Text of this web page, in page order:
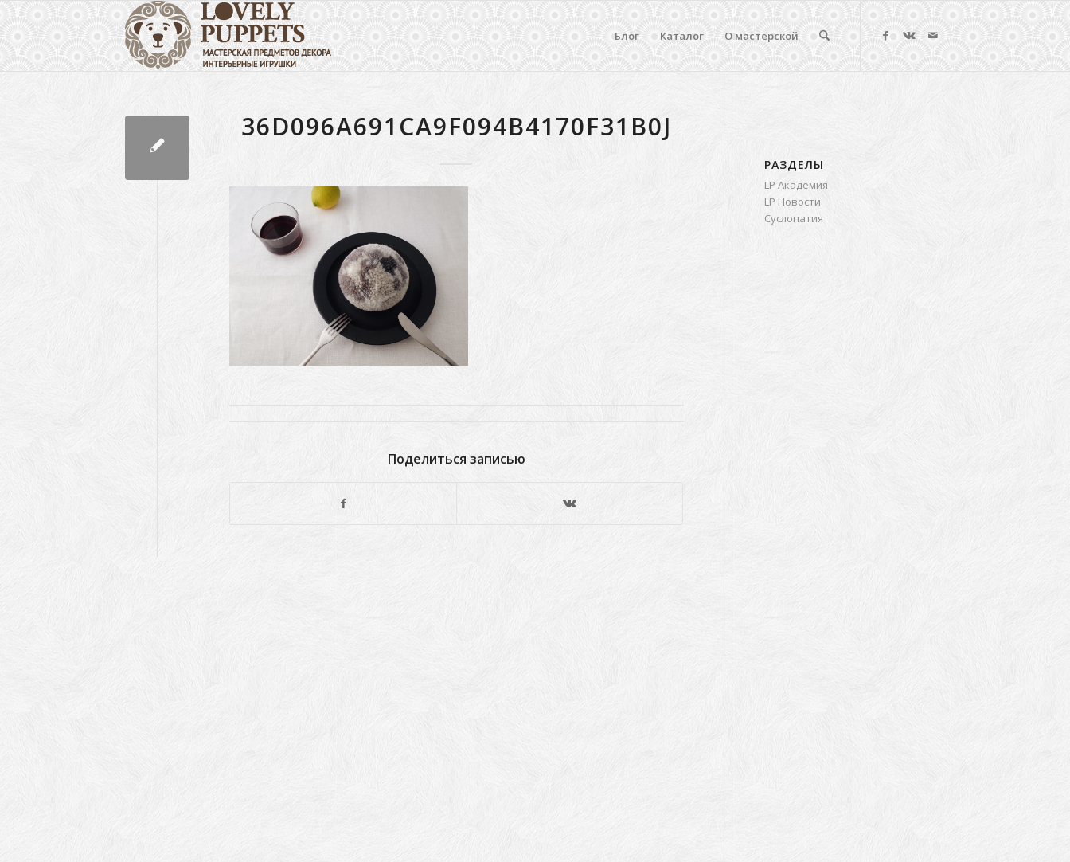
Блог Каталог О мастерской
36D096A691CA9F094B4170F31B0J
Поделиться записью
РАЗДЕЛЫ
LP Академия
LP Новости
Суслопатия